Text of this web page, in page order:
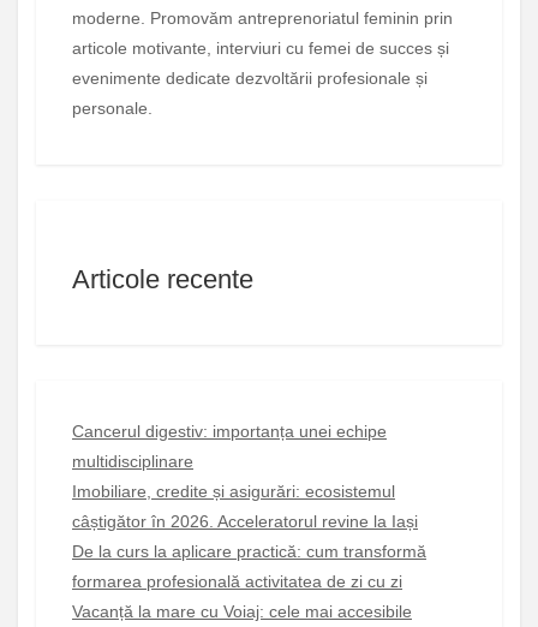
moderne. Promovăm antreprenoriatul feminin prin
articole motivante, interviuri cu femei de succes și
evenimente dedicate dezvoltării profesionale și
personale.
Articole recente
Cancerul digestiv: importanța unei echipe
multidisciplinare
Imobiliare, credite și asigurări: ecosistemul
câștigător în 2026. Acceleratorul revine la Iași
De la curs la aplicare practică: cum transformă
formarea profesională activitatea de zi cu zi
Vacanță la mare cu Voiaj: cele mai accesibile